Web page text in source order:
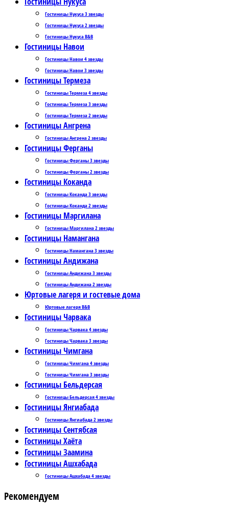
Гостиницы Нукуса 3 звезды
Гостиницы Нукуса 2 звезды
Гостиницы Нукуса B&B
Гостиницы Навои
Гостиницы Навои 4 звезды
Гостиницы Навои 3 звезды
Гостиницы Термеза
Гостиницы Термеза 4 звезды
Гостиницы Термеза 3 звезды
Гостиницы Термеза 2 звезды
Гостиницы Ангрена
Гостиницы Ангрена 2 звезды
Гостиницы Ферганы
Гостиницы Ферганы 3 звезды
Гостиницы Ферганы 2 звезды
Гостиницы Коканда
Гостиницы Коканда 3 звезды
Гостиницы Коканда 2 звезды
Гостиницы Маргилана
Гостиницы Маргилана 2 звезды
Гостиницы Намангана
Гостиницы Намангана 3 звезды
Гостиницы Андижана
Гостиницы Андижана 3 звезды
Гостиницы Андижана 2 звезды
Юртовые лагеря и гостевые дома
Юртовые лагеря B&B
Гостиницы Чарвака
Гостиницы Чарвака 4 звезды
Гостиницы Чарвака 3 звезды
Гостиницы Чимгана
Гостиницы Чимгана 4 звезды
Гостиницы Чимгана 3 звезды
Гостиницы Бельдерсая
Гостиницы Бельдерсая 4 звезды
Гостиницы Янгиабада
Гостиницы Янгиабада 2 звезды
Гостиницы Сентябсая
Гостиницы Хаёта
Гостиницы Заамина
Гостиницы Ашхабада
Гостиницы Ашхабада 4 звезды
Рекомендуем